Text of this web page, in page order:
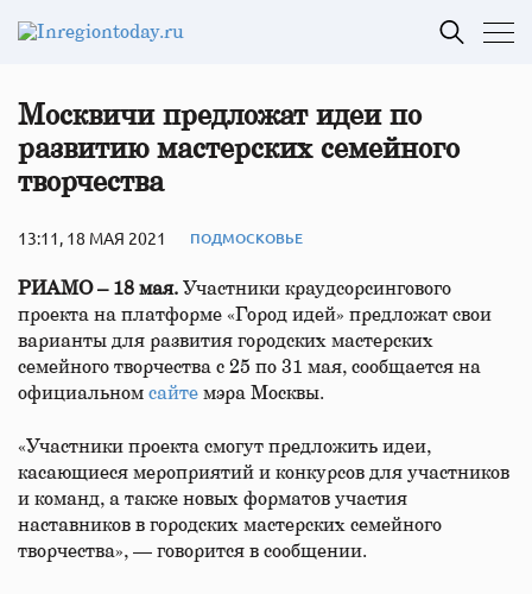
Москвичи предложат идеи по
развитию мастерских семейного
творчества
13:11, 18 МАЯ 2021 ПОДМОСКОВЬЕ
РИАМО – 18 мая. Участники краудсорсингового
проекта на платформе «Город идей» предложат свои
варианты для развития городских мастерских
семейного творчества с 25 по 31 мая, сообщается на
официальном сайте мэра Москвы.
«Участники проекта смогут предложить идеи,
касающиеся мероприятий и конкурсов для участников
и команд, а также новых форматов участия
наставников в городских мастерских семейного
творчества», — говорится в сообщении.